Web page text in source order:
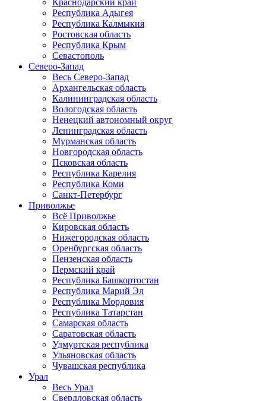
Краснодарский край
Республика Адыгея
Республика Калмыкия
Ростовская область
Республика Крым
Севастополь
Северо-Запад
Весь Северо-Запад
Архангельская область
Калининградская область
Вологодская область
Ненецкий автономный округ
Ленинградская область
Мурманская область
Новгородская область
Псковская область
Республика Карелия
Республика Коми
Санкт-Петербург
Приволжье
Всё Приволжье
Кировская область
Нижегородская область
Оренбургская область
Пензенская область
Пермский край
Республика Башкортостан
Республика Марий Эл
Республика Мордовия
Республика Татарстан
Самарская область
Саратовская область
Удмуртская республика
Ульяновская область
Чувашская республика
Урал
Весь Урал
Свердловская область